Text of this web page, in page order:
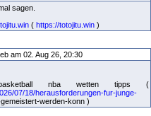
sagen.
( https://totojitu.win )
am 02. Aug 26, 20:30
nba wetten tipps (
07/18/herausforderungen-fur-junge-
werden-konn )